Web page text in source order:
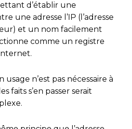
d’établir une
une adresse l’IP (l’adresse
et un nom facilement
comme un registre
n’est pas nécessaire à
faits s’en passer serait